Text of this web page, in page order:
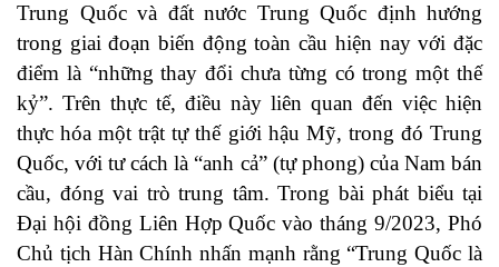
Trung Quốc và đất nước Trung Quốc định hướng
trong giai đoạn biến động toàn cầu hiện nay với đặc
điểm là “những thay đổi chưa từng có trong một thế
kỷ”. Trên thực tế, điều này liên quan đến việc hiện
thực hóa một trật tự thế giới hậu Mỹ, trong đó Trung
Quốc, với tư cách là “anh cả” (tự phong) của Nam bán
cầu, đóng vai trò trung tâm. Trong bài phát biểu tại
Đại hội đồng Liên Hợp Quốc vào tháng 9/2023, Phó
Chủ tịch Hàn Chínhnhấn mạnh rằng “Trung Quốc là